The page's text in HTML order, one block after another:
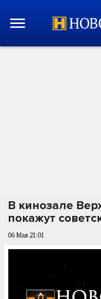
В кинозале
покажут
06 Мая 21:01